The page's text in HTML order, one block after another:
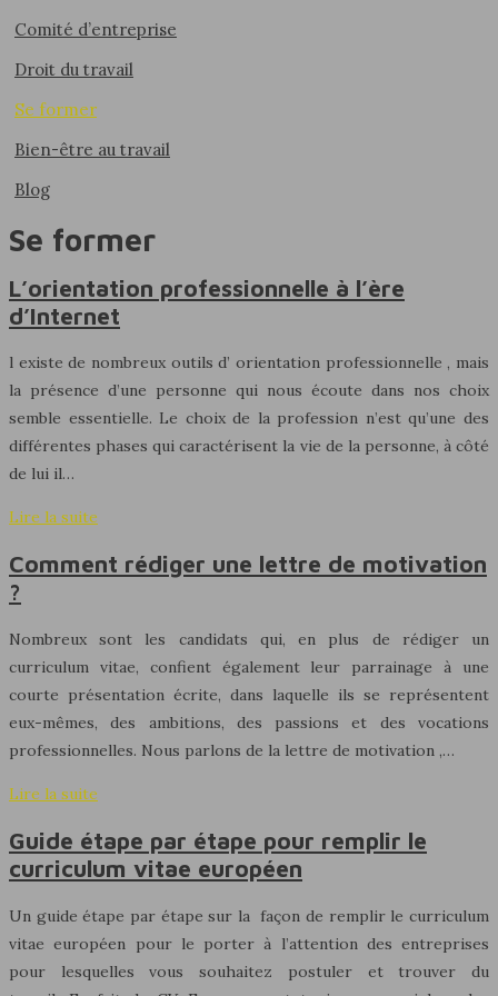
Comité d’entreprise
Droit du travail
Se former
Bien-être au travail
Blog
Se former
L’orientation professionnelle à l’ère
d’Internet
l existe de nombreux outils d’ orientation professionnelle , mais
la présence d’une personne qui nous écoute dans nos choix
semble essentielle. Le choix de la profession n’est qu’une des
différentes phases qui caractérisent la vie de la personne, à côté
de lui il…
Lire la suite
Comment rédiger une lettre de motivation
?
Nombreux sont les candidats qui, en plus de rédiger un
curriculum vitae, confient également leur parrainage à une
courte présentation écrite, dans laquelle ils se représentent
eux-mêmes, des ambitions, des passions et des vocations
professionnelles. Nous parlons de la lettre de motivation ,…
Lire la suite
Guide étape par étape pour remplir le
curriculum vitae européen
Un guide étape par étape sur la façon de remplir le curriculum
vitae européen pour le porter à l’attention des entreprises
pour lesquelles vous souhaitez postuler et trouver du